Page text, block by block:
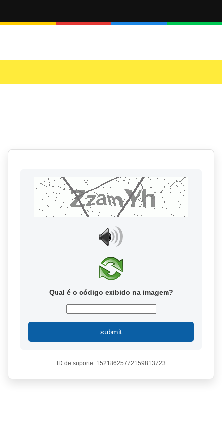
Qual é o código exibido na imagem?
submit
ID de suporte: 15218625772159813723